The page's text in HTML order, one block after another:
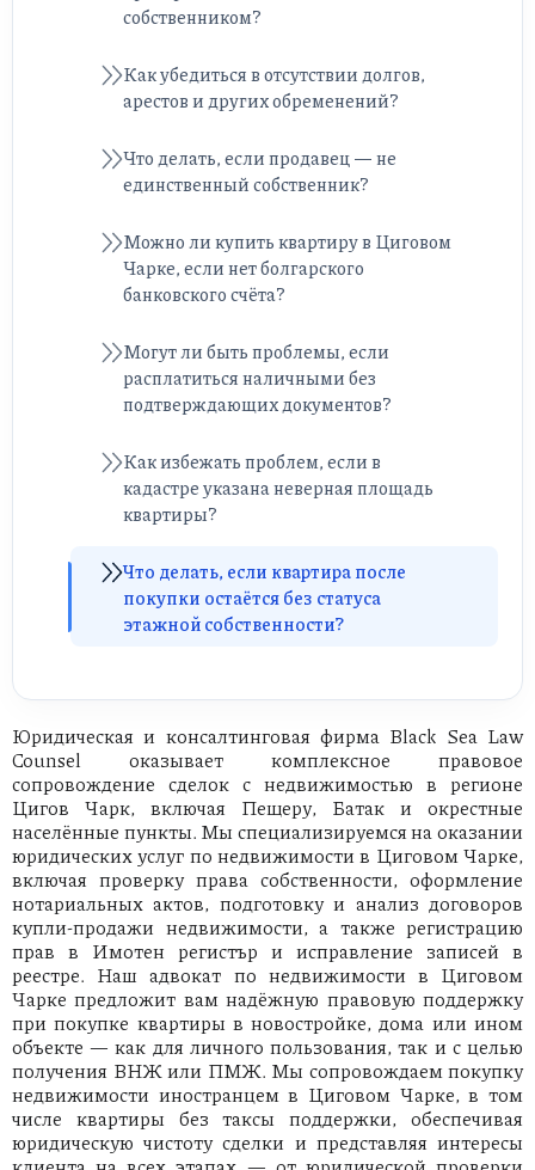
собственником?
Как убедиться в отсутствии долгов,
арестов и других обременений?
Что делать, если продавец — не
единственный собственник?
Можно ли купить квартиру в Циговом
Чарке, если нет болгарского
банковского счёта?
Могут ли быть проблемы, если
расплатиться наличными без
подтверждающих документов?
Как избежать проблем, если в
кадастре указана неверная площадь
квартиры?
Что делать, если квартира после
покупки остаётся без статуса
этажной собственности?
Юридическая и консалтинговая фирма Black Sea Law
Counsel оказывает комплексное правовое
сопровождение сделок с недвижимостью в регионе
Цигов Чарк, включая Пещеру, Батак и окрестные
населённые пункты. Мы специализируемся на оказании
юридических услуг по недвижимости в Циговом Чарке,
включая проверку права собственности, оформление
нотариальных актов, подготовку и анализ договоров
купли-продажи недвижимости, а также регистрацию
прав в Имотен регистър и исправление записей в
реестре. Наш адвокат по недвижимости в Циговом
Чарке предложит вам надёжную правовую поддержку
при покупке квартиры в новостройке, дома или ином
объекте — как для личного пользования, так и с целью
получения ВНЖ или ПМЖ. Мы сопровождаем покупку
недвижимости иностранцем в Циговом Чарке, в том
числе квартиры без таксы поддержки, обеспечивая
юридическую чистоту сделки и представляя интересы